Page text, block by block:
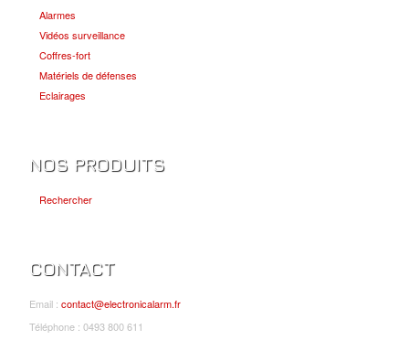
Alarmes
Vidéos surveillance
Coffres-fort
Matériels de défenses
Eclairages
NOS PRODUITS
Rechercher
CONTACT
Email :contact@electronicalarm.fr
Téléphone : 0493 800 611